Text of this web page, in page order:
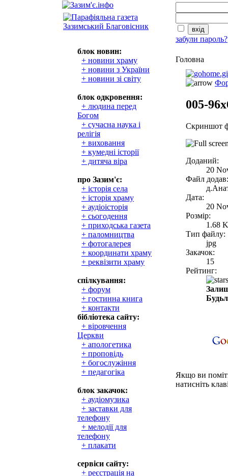
блок новин:
+ новини храму
+ новини з України
+ новини зі світу
блок одкровення:
+ людина перед
Богом
+ сучасна наука і
релігія
+ виховання
+ кумедні історії
+ дитяча віра
про Зазим'є:
+ історія села
+ історія храму
+ аудіоісторія
+ сьогодення
+ приходська газета
+ паломництва
+ фотогалерея
+ координати храму
+ реквізити храму
спілкування:
+ форум
+ гостинна книга
+ контакти
бібліотека сайту:
+ віровчення
Церкви
+ апологетика
+ проповідь
+ богослужіння
+ педагогіка
блок закачок:
+ аудіомузика
+ заставки для
телефону
+ мелодії для
телефону
+ плакати
сервіси сайту:
+ реєстрація на
забули пароль?
Головна
005-
Скриншот
Доданий:
20
Файл додав:
Дата:
20
Розмір:
1.68
Тип файлу:
jpg
Закачок:
15
Рейтинг:
Якщо ви
натисніть